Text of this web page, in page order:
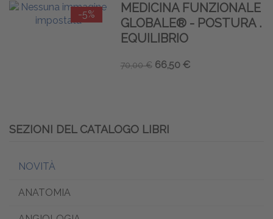
-5%
MEDICINA FUNZIONALE
GLOBALE® - POSTURA .
EQUILIBRIO
70,00 € 66,50 €
SEZIONI DEL CATALOGO LIBRI
NOVITÀ
ANATOMIA